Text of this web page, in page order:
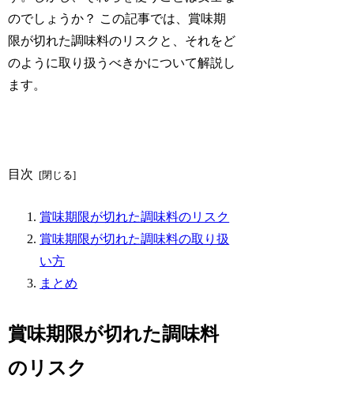
のでしょうか？ この記事では、賞味期
限が切れた調味料のリスクと、それをど
のように取り扱うべきかについて解説し
ます。
目次
賞味期限が切れた調味料のリスク
賞味期限が切れた調味料の取り扱
い方
まとめ
賞味期限が切れた調味料
のリスク